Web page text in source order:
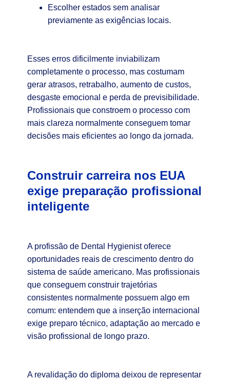
Escolher estados sem analisar
previamente as exigências locais.
Esses erros dificilmente inviabilizam
completamente o processo, mas costumam
gerar atrasos, retrabalho, aumento de custos,
desgaste emocional e perda de previsibilidade.
Profissionais que constroem o processo com
mais clareza normalmente conseguem tomar
decisões mais eficientes ao longo da jornada.
Construir carreira nos EUA
exige preparação profissional
inteligente
A profissão de Dental Hygienist oferece
oportunidades reais de crescimento dentro do
sistema de saúde americano. Mas profissionais
que conseguem construir trajetórias
consistentes normalmente possuem algo em
comum: entendem que a inserção internacional
exige preparo técnico, adaptação ao mercado e
visão profissional de longo prazo.
A revalidação do diploma deixou de representar